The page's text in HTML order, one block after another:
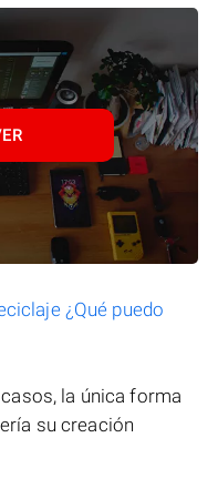
¿Qué puedo
la única forma
su creación